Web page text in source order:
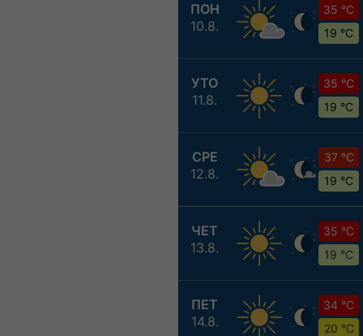
ПОН
10.8.
35 °C
19 °C
УТО
11.8.
35 °C
19 °C
СРЕ
12.8.
37 °C
19 °C
ЧЕТ
13.8.
35 °C
19 °C
ПЕТ
14.8.
34 °C
20 °C